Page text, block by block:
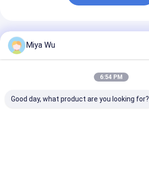
अनुशंसित उत्पाद
Miya Wu
6:54 PM
Good day, what product are you looking for?